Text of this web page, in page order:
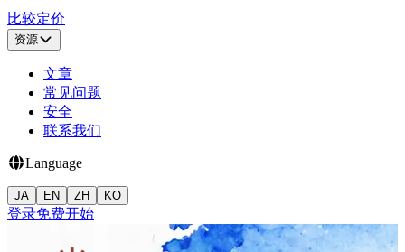
比较定价
资源
文章
常见问题
安全
联系我们
Language
JA EN ZH KO
登录免费开始